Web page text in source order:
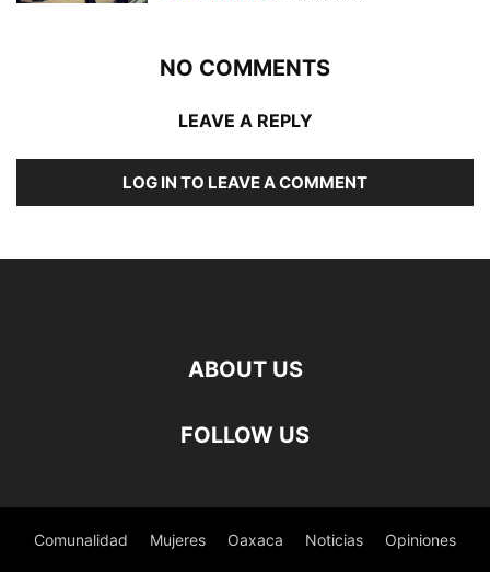
NO COMMENTS
LEAVE A REPLY
LOG IN TO LEAVE A COMMENT
ABOUT US
FOLLOW US
Comunalidad Mujeres Oaxaca Noticias Opiniones